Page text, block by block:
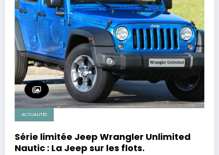
ACTUALITÉS
Série limitée Jeep Wrangler Unlimited
Nautic : La Jeep sur les flots.